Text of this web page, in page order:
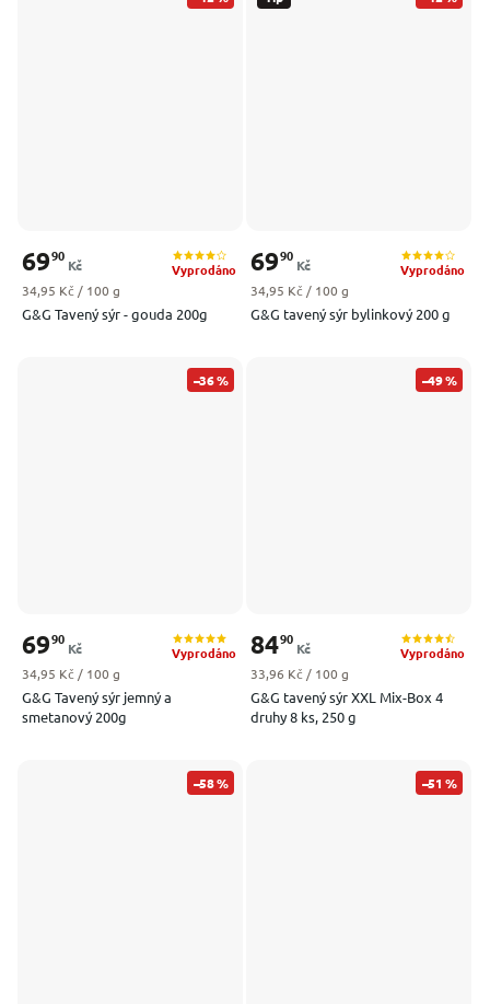
G&G Tavený sýr - gouda 200g
Vyprodáno
6990
Kč
Měrná cena:
34,95 Kč / 100 g
G&G tavený sýr bylinkový 200 g
Vyprodáno
6990
Kč
Měrná cena:
34,95 Kč / 100 g
–36 %
G&G Tavený sýr jemný a
smetanový 200g
Vyprodáno
6990
Kč
Měrná cena:
34,95 Kč / 100 g
–49 %
G&G tavený sýr XXL Mix-Box 4
druhy 8 ks, 250 g
Vyprodáno
8490
Kč
Měrná cena:
33,96 Kč / 100 g
–58 % –51 %